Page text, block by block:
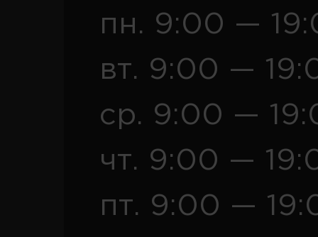
пн. 9:00 —
вт. 9:00 —
ср. 9:00 —
чт. 9:00 —
пт. 9:00 —